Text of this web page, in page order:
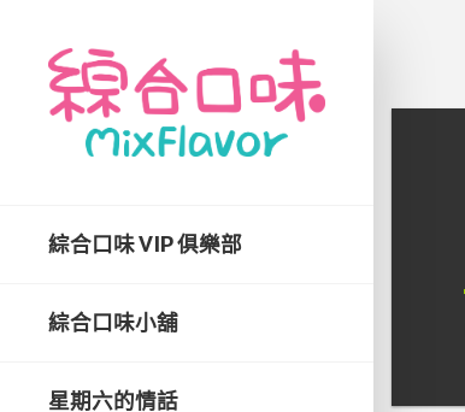
綜合口味 VIP 俱樂部
綜合口味小舖
星期六的情話